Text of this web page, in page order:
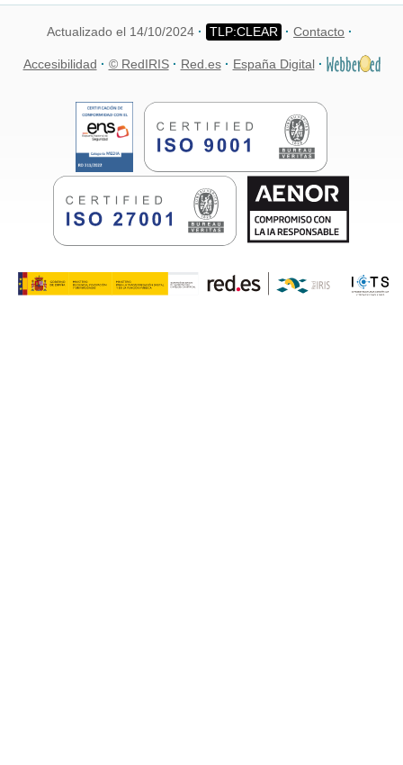
Actualizado el 14/10/2024 Contacto
Accesibilidad © RedIRIS Red.es España Digital